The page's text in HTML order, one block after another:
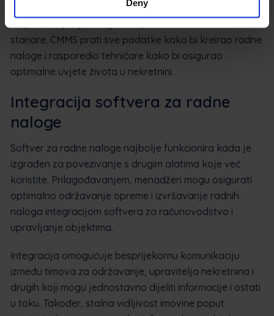
Deny
koji prati stanje sustava grijanja i vodovoda pomaže u
stanare. CMMS prati sve podatke kako bi kreirao radne
naloge i rasporedio tehničare kako bi osigurao
optimalne uvjete života u nekretnini.
Integracija softvera za radne
naloge
Softver za radne naloge najbolje funkcionira kada je
izgrađen za povezivanje s drugim alatima koje već
koristite. Prilagođavanjem, menadžeri mogu osigurati
optimalno održavanje opreme i izvršavanje radnih
naloga integracijom softvera za računovodstvo i
upravljanje objektima.
Integracija omogućuje besprijekornu komunikaciju
između timova za održavanje, upravitelja nekretnina i
drugih koji mogu jednostavno dijeliti informacije i ostati
u toku. Također, stalna vidljivost imovine poput